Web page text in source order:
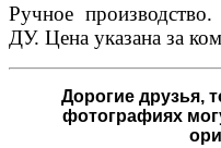
Ручное
ДУ. Цена указана за
Дорогие друзья,
фотографиях